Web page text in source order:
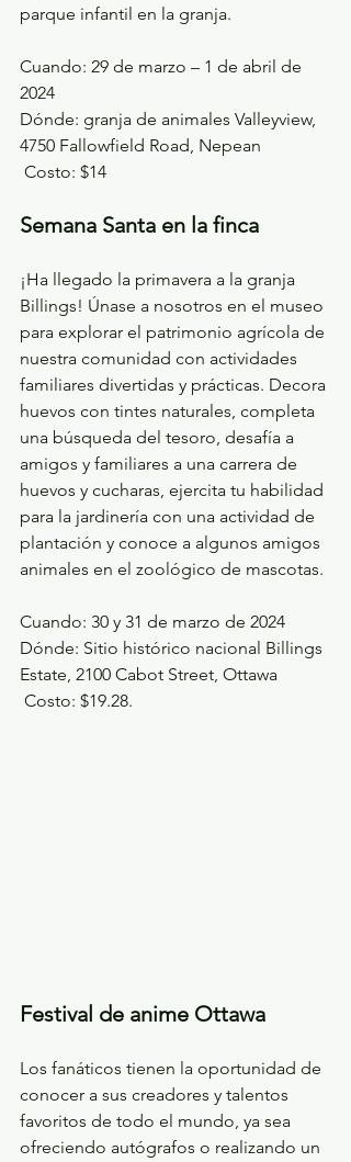
parque infantil en la granja.
Cuando: 29 de marzo – 1 de abril de
2024
Dónde: granja de animales Valleyview,
4750 Fallowfield Road, Nepean
Costo: $14
Semana Santa en la finca
¡Ha llegado la primavera a la granja
Billings! Únase a nosotros en el museo
para explorar el patrimonio agrícola de
nuestra comunidad con actividades
familiares divertidas y prácticas. Decora
huevos con tintes naturales, completa
una búsqueda del tesoro, desafía a
amigos y familiares a una carrera de
huevos y cucharas, ejercita tu habilidad
para la jardinería con una actividad de
plantación y conoce a algunos amigos
animales en el zoológico de mascotas.
Cuando: 30 y 31 de marzo de 2024
Dónde: Sitio histórico nacional Billings
Estate, 2100 Cabot Street, Ottawa
Costo: $19.28.
Festival de anime Ottawa
Los fanáticos tienen la oportunidad de
conocer a sus creadores y talentos
favoritos de todo el mundo, ya sea
ofreciendo autógrafos o realizando un